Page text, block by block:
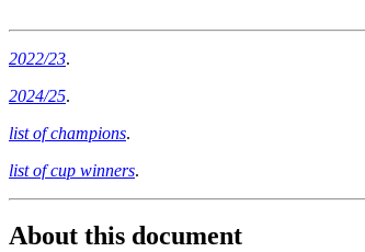
2022/23.
2024/25.
list of champions.
list of cup winners.
About this document